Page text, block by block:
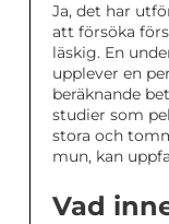
Ja, det har
att försöka
läskig. En
upplever en
beräknande
studier som
stora och
mun, kan
Vad